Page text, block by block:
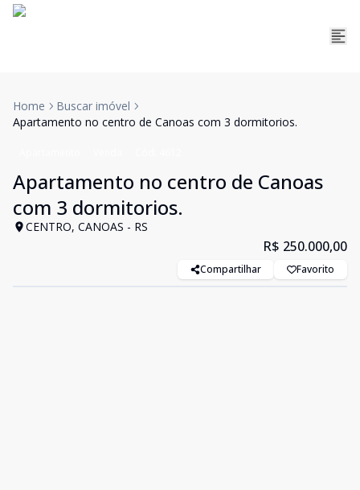
Home
Buscar imóvel
Apartamento no centro de Canoas com 3 dormitorios.
Apartamento no centro de Canoas
com 3 dormitorios.
CENTRO, CANOAS - RS
R$ 250.000,00
Compartilhar Favorito